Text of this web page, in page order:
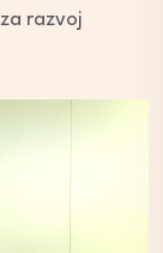
razvoj